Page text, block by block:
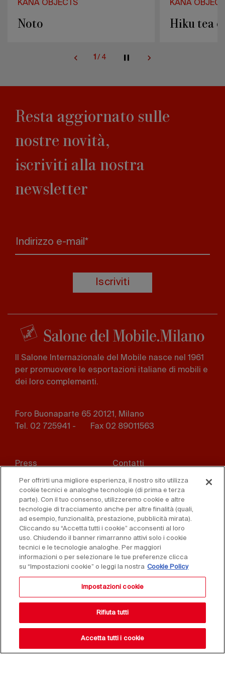
KĀNA OBJECTS
Noto
KĀNA OBJECTS
Hiku tea
2 /4
Resta aggiornato sulle
nostre novità,
iscriviti alla nostra
newsletter
Indirizzo e-mail*
Iscriviti
Il Salone Internazionale del Mobile nasce nel 1961
per promuovere le esportazioni italiane di mobili e
dei loro complementi.
Foro Buonaparte 65 20121, Milano
Tel. 02 725941 -
Fax 02 89011563
menu
Press Contatti
Whistleblowing Privacy
Disclaimer D. Lgs. 231/01
Cookies Condizioni di vendita
accessibilità
Copyright © 2025 Federlegno Arredo Eventi S.p.A.
Per offrirti una migliore esperienza, il nostro sito utilizza
cookie tecnici e analoghe tecnologie (di prima e terza
parte). Con il tuo consenso, utilizzeremo cookie e altre
tecnologie di tracciamento anche per altre finalità (quali,
ad esempio, funzionalità, prestazione, pubblicità mirata).
Cliccando su “Accetta tutti i cookie” acconsenti al loro
uso. Chiudendo il banner rimarranno attivi solo i cookie
tecnici e le tecnologie analoghe. Per maggiori
informazioni o per selezionare le tue preferenze clicca
su “Impostazioni cookie” o leggi la nostra Cookie Policy
Impostazioni cookie
Rifiuta tutti
Accetta tutti i cookie